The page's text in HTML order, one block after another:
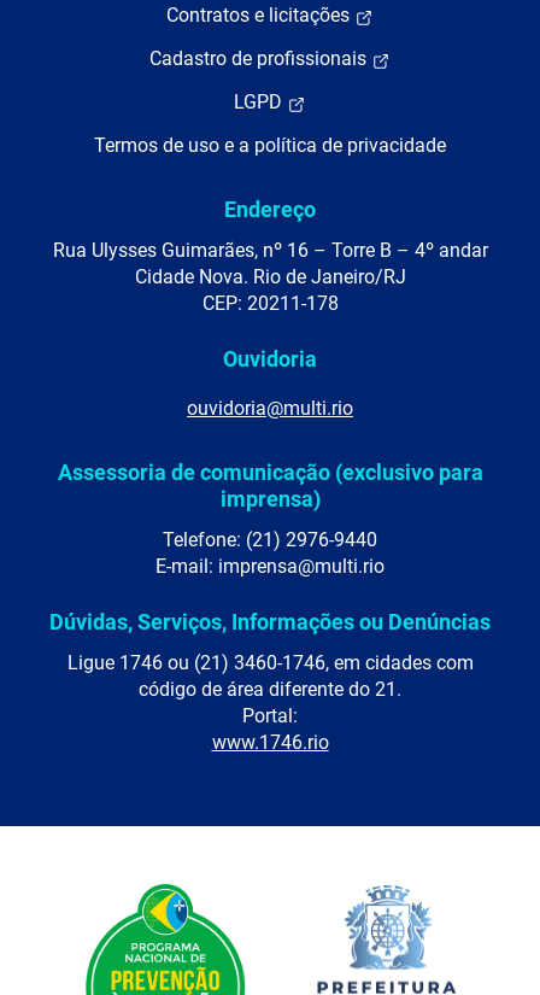
Contratos e licitações
Cadastro de profissionais
LGPD
Termos de uso e a política de privacidade
Endereço
Rua Ulysses Guimarães, nº 16 – Torre B – 4º andar
Cidade Nova. Rio de Janeiro/RJ
CEP: 20211-178
Ouvidoria
ouvidoria@multi.rio
Assessoria de comunicação (exclusivo para
imprensa)
Telefone: (21) 2976-9440
E-mail: imprensa@multi.rio
Dúvidas, Serviços, Informações ou Denúncias
Ligue 1746 ou (21) 3460-1746, em cidades com
código de área diferente do 21.
Portal:
www.1746.rio